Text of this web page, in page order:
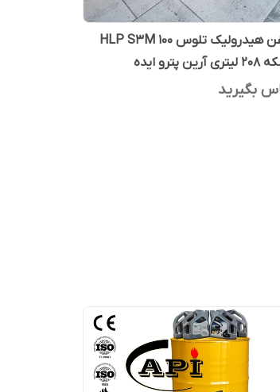
روغن هیدرولیک تلوس HLP S3M 100
آرین پترو ایده
بگیرید